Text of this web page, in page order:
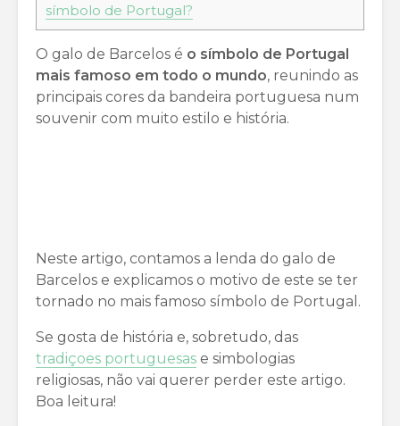
símbolo de Portugal?
O galo de Barcelos é o símbolo de Portugal
mais famoso em todo o mundo, reunindo as
principais cores da bandeira portuguesa num
souvenir com muito estilo e história.
Neste artigo, contamos a lenda do galo de
Barcelos e explicamos o motivo de este se ter
tornado no mais famoso símbolo de Portugal.
Se gosta de história e, sobretudo, das
tradiçoes portuguesas e simbologias
religiosas, não vai querer perder este artigo.
Boa leitura!